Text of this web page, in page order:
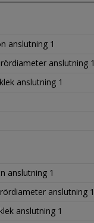
anslutning 1
anslutning 1
anslutning 1
anslutning 1
anslutning 1
anslutning 1